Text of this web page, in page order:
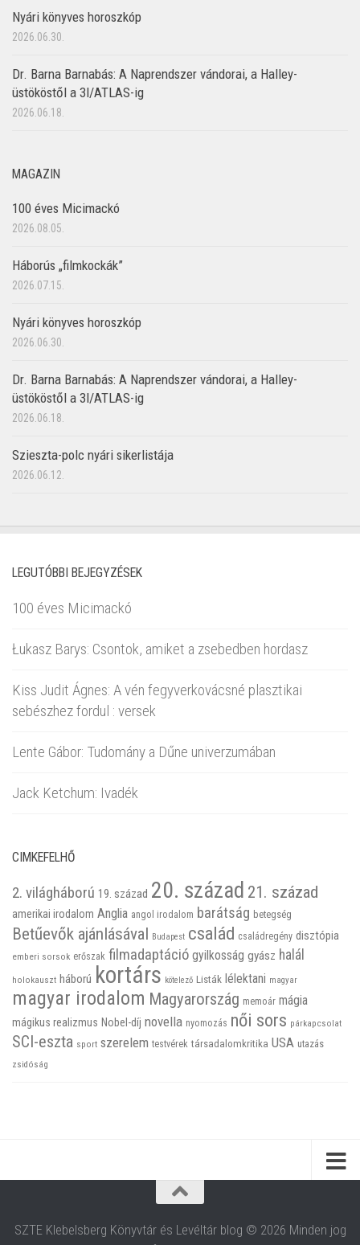
Nyári könyves horoszkóp
2026.06.30.
Dr. Barna Barnabás: A Naprendszer vándorai, a Halley-
üstököstől a 3I/ATLAS-ig
2026.06.18.
MAGAZIN
100 éves Micimackó
2026.08.05.
Háborús „filmkockák”
2026.07.15.
Nyári könyves horoszkóp
2026.06.30.
Dr. Barna Barnabás: A Naprendszer vándorai, a Halley-
üstököstől a 3I/ATLAS-ig
2026.06.18.
Szieszta-polc nyári sikerlistája
2026.06.12.
LEGUTÓBBI BEJEGYZÉSEK
100 éves Micimackó
Łukasz Barys: Csontok, amiket a zsebedben hordasz
Kiss Judit Ágnes: A vén fegyverkovácsné plasztikai
sebészhez fordul : versek
Lente Gábor: Tudomány a Dűne univerzumában
Jack Ketchum: Ivadék
CIMKEFELHŐ
2. világháború 19. század 20. század 21. század
amerikai irodalom Anglia angol irodalom barátság betegség
Betűevők ajánlásával Budapest család családregény disztópia
emberi sorsok erőszak filmadaptáció gyilkosság gyász halál
holokauszt háború kortárs kötelező Listák lélektani magyar
magyar irodalom Magyarország memoár mágia
mágikus realizmus Nobel-díj novella nyomozás női sors párkapcsolat
SCI-eszta sport szerelem testvérek társadalomkritika USA utazás
zsidóság
SZTE Klebelsberg Könyvtár és Levéltár blog © 2026 Minden jog